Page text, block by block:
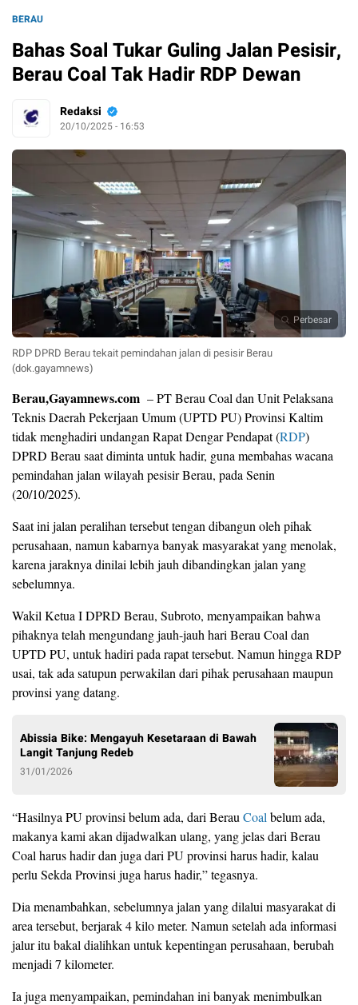
BERAU
Bahas Soal Tukar Guling Jalan Pesisir,
Berau Coal Tak Hadir RDP Dewan
Redaksi
20/10/2025 - 16:53
Perbesar
RDP DPRD Berau tekait pemindahan jalan di pesisir Berau
(dok.gayamnews)
Berau,Gayamnews.com – PT Berau Coal dan Unit Pelaksana
Teknis Daerah Pekerjaan Umum (UPTD PU) Provinsi Kaltim
tidak menghadiri undangan Rapat Dengar Pendapat (RDP)
DPRD Berau saat diminta untuk hadir, guna membahas wacana
pemindahan jalan wilayah pesisir Berau, pada Senin
(20/10/2025).
Saat ini jalan peralihan tersebut tengan dibangun oleh pihak
perusahaan, namun kabarnya banyak masyarakat yang menolak,
karena jaraknya dinilai lebih jauh dibandingkan jalan yang
sebelumnya.
Wakil Ketua I DPRD Berau, Subroto, menyampaikan bahwa
pihaknya telah mengundang jauh-jauh hari Berau Coal dan
UPTD PU, untuk hadiri pada rapat tersebut. Namun hingga RDP
usai, tak ada satupun perwakilan dari pihak perusahaan maupun
provinsi yang datang.
Abissia Bike: Mengayuh Kesetaraan di Bawah
Langit Tanjung Redeb
31/01/2026
“Hasilnya PU provinsi belum ada, dari Berau Coal belum ada,
makanya kami akan dijadwalkan ulang, yang jelas dari Berau
Coal harus hadir dan juga dari PU provinsi harus hadir, kalau
perlu Sekda Provinsi juga harus hadir,” tegasnya.
Dia menambahkan, sebelumnya jalan yang dilalui masyarakat di
area tersebut, berjarak 4 kilo meter. Namun setelah ada informasi
jalur itu bakal dialihkan untuk kepentingan perusahaan, berubah
menjadi 7 kilometer.
Ia juga menyampaikan, pemindahan ini banyak menimbulkan